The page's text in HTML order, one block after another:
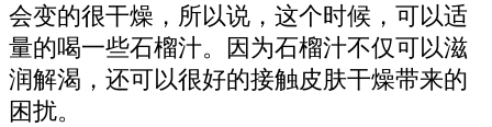
会变的很干燥，所以说，这个时候，可以适
量的喝一些石榴汁。因为石榴汁不仅可以滋
润解渴，还可以很好的接触皮肤干燥带来的
困扰。